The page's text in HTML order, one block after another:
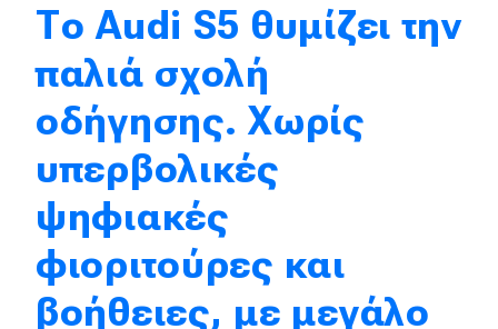
Mobility
Σταθμοί φόρτισης
Classic
Νέα
Παρουσιάσεις
Το Audi S5 θυμίζει την
παλιά σχολή
οδήγησης. Χωρίς
υπερβολικές
ψηφιακές
φιοριτούρες και
βοήθειες, με μεγάλο